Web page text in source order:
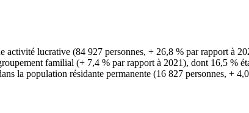
lucrative (84 927 personnes, + 26,8 % par rapport à
familial (+ 7,4 % par rapport à 2021), dont 16,5 %
la population résidante permanente (16 827 personnes, +